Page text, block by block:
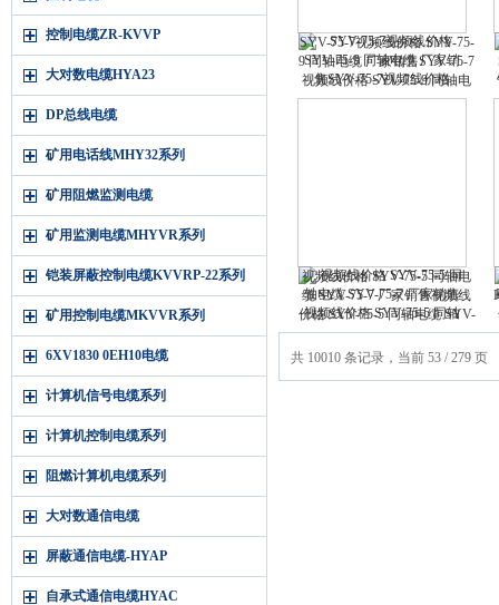
控制电缆ZR-KVVP
大对数电缆HYA23
DP总线电缆
矿用电话线MHY32系列
矿用阻燃监测电缆
矿用监测电缆MHYVR系列
铠装屏蔽控制电缆KVVRP-22系列
矿用控制电缆MKVVR系列
6XV1830 0EH10电缆
计算机信号电缆系列
计算机控制电缆系列
阻燃计算机电缆系列
大对数通信电缆
屏蔽通信电缆-HYAP
自承式通信电缆HYAC
SYV-75-7视频线价格 SYV-75-
9 同轴电缆 厂家销售SYV-75-7
视频线价格 SYV-75-9 同轴电
缆 厂家销售
视频线价格 SYV-75-5 同轴电
缆 SYV-75-7 厂家销售视频线
价格 SYV-75-5 同轴电缆 SYV-
75-7 厂家销售
共 10010 条记录，当前 53 / 279 页